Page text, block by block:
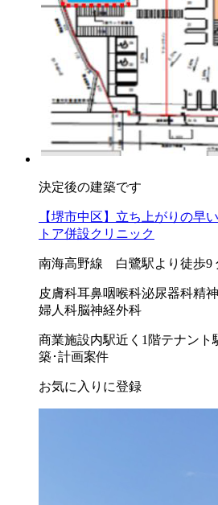
決定後の建築です
【堺市中区】立ち上がりの早
トア併設クリニック
南海高野線 白鷺駅より徒歩9
皮膚科耳鼻咽喉科泌尿器科精
婦人科脳神経外科
商業施設内駅近く 1階テナント
築･計画案件
お気に入りに登録